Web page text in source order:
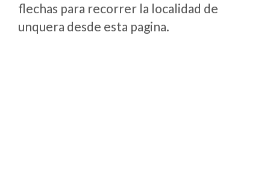
flechas para recorrer la localidad de
unquera desde esta pagina.